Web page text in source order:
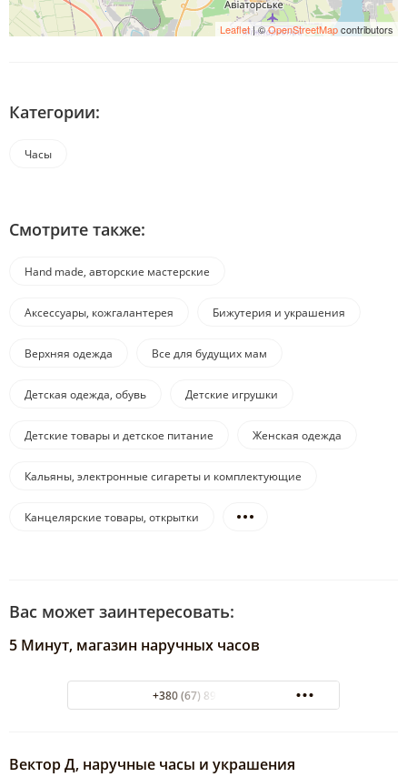
Leaflet| ©OpenStreetMapcontributors
Категории:
Часы
Смотрите также:
Hand made, авторские мастерские
Аксессуары, кожгалантерея Бижутерия и украшения
Верхняя одежда Все для будущих мам
Детская одежда, обувь Детские игрушки
Детские товары и детское питание Женская одежда
Кальяны, электронные сигареты и комплектующие
Канцелярские товары, открытки
Вас может заинтересовать:
5 Минут, магазин наручных часов
+380 (67) 899-60-00
Вектор Д, наручные часы и украшения